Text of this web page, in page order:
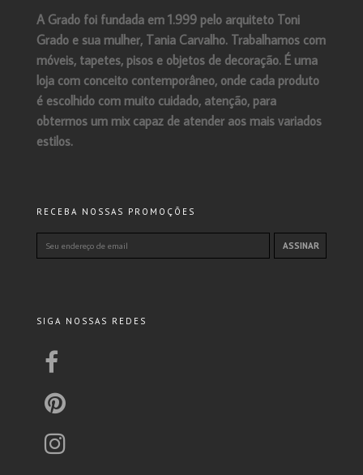
A Grado foi fundada em 1.999 pelo arquiteto Toni
Grado e sua mulher, Tania Carvalho. Trabalhamos com
móveis, tapetes, pisos e objetos de decoração. É uma
loja com conceito contemporâneo, onde cada produto
é escolhido com muito cuidado, atenção, para
obtermos um mix capaz de atender aos mais variados
estilos.
RECEBA NOSSAS PROMOÇÕES
SIGA NOSSAS REDES